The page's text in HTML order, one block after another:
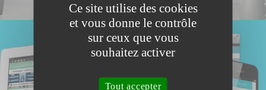
Ce site utilise des cookies
et vous donne le contrôle
sur ceux que vous
souhaitez activer
Tout accepter